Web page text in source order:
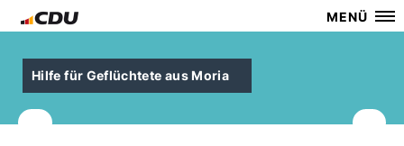
MENÜ
Hilfe für Geflüchtete aus Moria